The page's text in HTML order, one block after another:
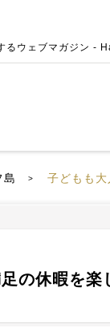
るウェブマガジン -
島 > 子どもも
の休暇を楽